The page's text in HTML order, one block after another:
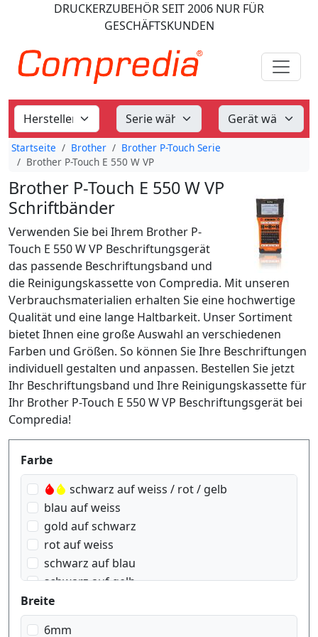
DRUCKERZUBEHÖRSEIT 2006 NUR FÜR
GESCHÄFTSKUNDEN
Startseite Brother
Brother P-Touch Serie
Brother P-Touch E 550 W VP
Brother P-Touch E 550 W VP
Schriftbänder
Verwenden Sie bei Ihrem Brother P-
Touch E 550 W VP Beschriftungsgerät
das passende Beschriftungsband und
die Reinigungskassette von Compredia. Mit unseren
Verbrauchsmaterialien erhalten Sie eine hochwertige
Qualität und eine lange Haltbarkeit. Unser Sortiment
bietet Ihnen eine große Auswahl an verschiedenen
Farben und Größen. So können Sie Ihre Beschriftungen
individuell gestalten und anpassen. Bestellen Sie jetzt
Ihr Beschriftungsband und Ihre Reinigungskassette für
Ihr Brother P-Touch E 550 W VP Beschriftungsgerät bei
Compredia!
Produktfilter
Farbe
schwarz auf weiss / rot / gelb
blau auf weiss
gold auf schwarz
rot auf weiss
schwarz auf blau
schwarz auf gelb
schwarz auf grün
schwarz auf rot
Breite
6mm